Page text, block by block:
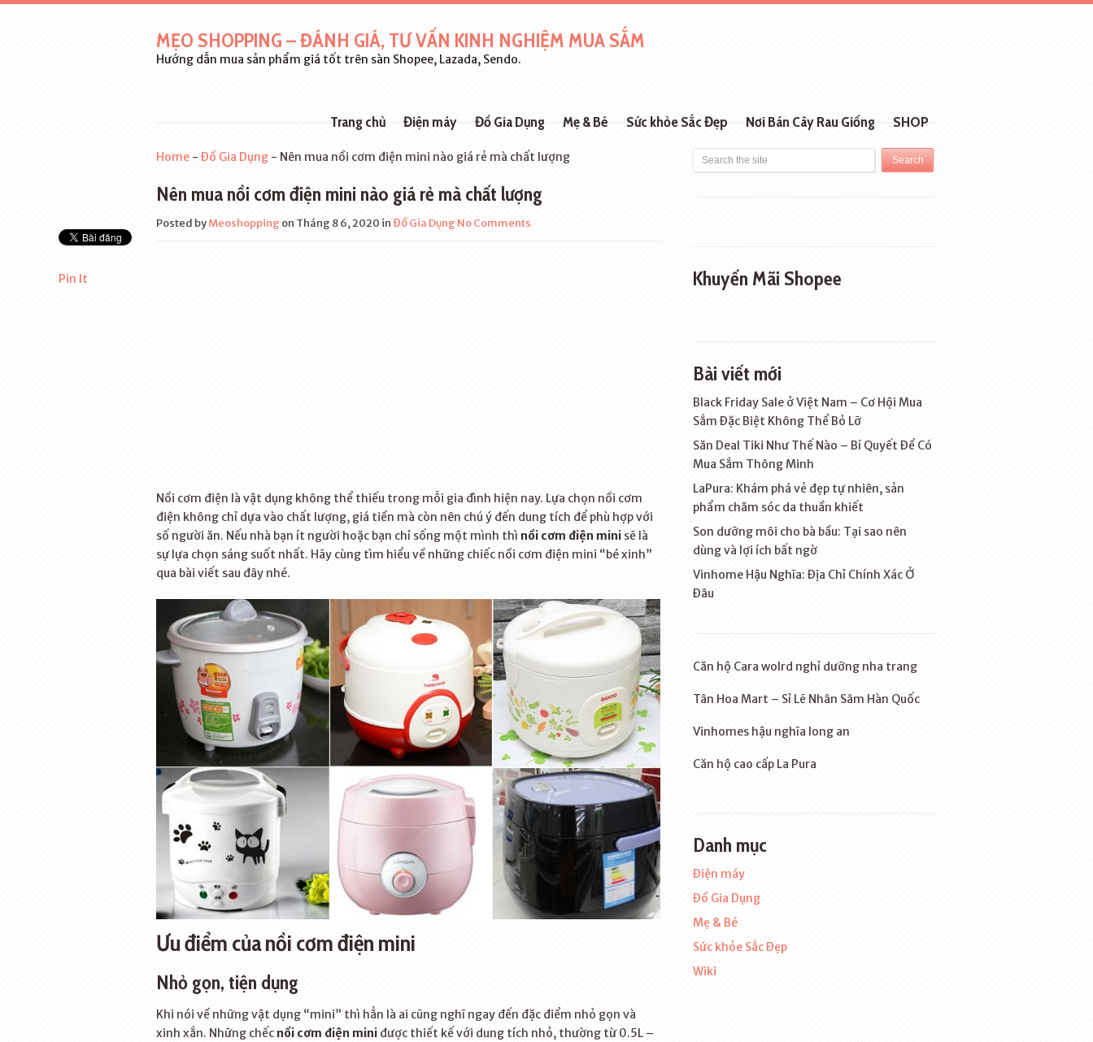
MẸO SHOPPING – ĐÁNH GIÁ, TƯ VẤN KINH NGHIỆM MUA SẮM
Hướng dẫn mua sản phẩm giá tốt trên sàn Shopee, Lazada, Sendo.
Trang chủ Điện máy Đồ Gia Dụng Mẹ & Bé Sức khỏe Sắc Đẹp Nơi Bán Cây Rau Giống SHOP
Home - Đồ Gia Dụng - Nên mua nồi cơm điện mini nào giá rẻ mà chất lượng
Nên mua nồi cơm điện mini nào giá rẻ mà chất lượng
Posted byMeoshopping on Tháng 8 6, 2020 in Đồ Gia Dụng No Comments
Pin It
Nồi cơm điện là vật dụng không thể thiếu trong mỗi gia đình hiện nay. Lựa chọn nồi cơm
điện không chỉ dựa vào chất lượng, giá tiền mà còn nên chú ý đến dung tích để phù hợp với
số người ăn. Nếu nhà bạn ít người hoặc bạn chỉ sống một mình thì nồi cơm điện mini sẽ là
sự lựa chọn sáng suốt nhất. Hãy cùng tìm hiểu về những chiếc nồi cơm điện mini “bé xinh”
qua bài viết sau đây nhé.
Ưu điểm của nồi cơm điện mini
Nhỏ gọn, tiện dụng
Khi nói về những vật dụng “mini” thì hẳn là ai cũng nghĩ ngay đến đặc điểm nhỏ gọn và
xinh xắn. Những chếc nồi cơm điện mini được thiết kế với dung tích nhỏ, thường từ 0.5L –
Khuyến Mãi Shopee
Bài viết mới
Black Friday Sale ở Việt Nam – Cơ Hội Mua
Sắm Đặc Biệt Không Thể Bỏ Lỡ
Săn Deal Tiki Như Thế Nào – Bí Quyết Để Có
Mua Sắm Thông Minh
LaPura: Khám phá vẻ đẹp tự nhiên, sản
phẩm chăm sóc da thuần khiết
Son dưỡng môi cho bà bầu: Tại sao nên
dùng và lợi ích bất ngờ
Vinhome Hậu Nghĩa: Địa Chỉ Chính Xác Ở
Đâu
Căn hộ Cara wolrd nghỉ dưỡng nha trang
Tân Hoa Mart – Sỉ Lẽ Nhân Sâm Hàn Quốc
Vinhomes hậu nghĩa long an
Căn hộ cao cấp La Pura
Danh mục
Điện máy
Đồ Gia Dụng
Mẹ & Bé
Sức khỏe Sắc Đẹp
Wiki